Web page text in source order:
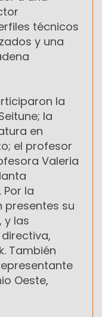
técnicos
y una
la
la
en
el profesor
Valeria
la
presentes su
y las
También
Oeste,